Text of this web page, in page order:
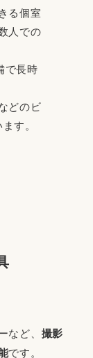
る個室
人での
で長時
どのビ
す。
ど、 撮影
です。